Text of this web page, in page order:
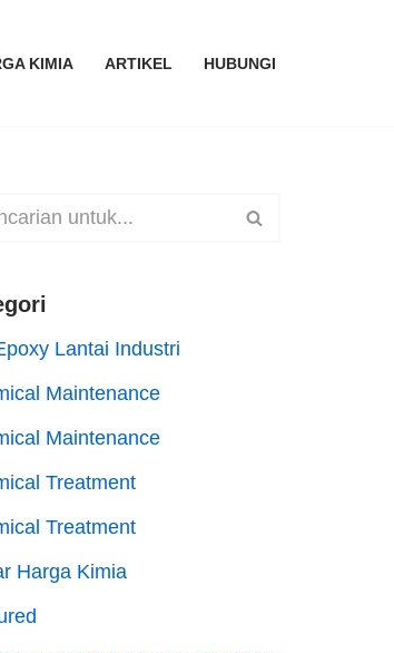
KIMIA ARTIKEL HUBUNGI
Lantai Industri
Maintenance
Maintenance
Treatment
Treatment
Harga Kimia